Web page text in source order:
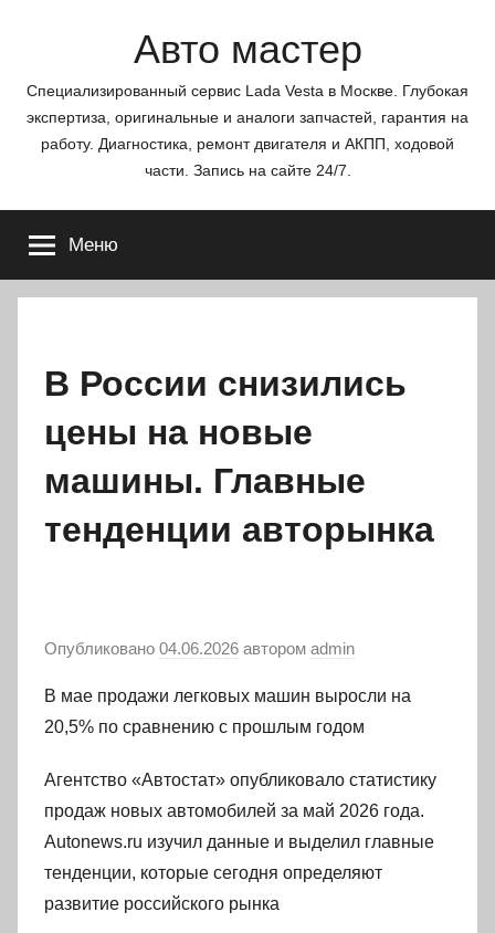
Авто мастер
Специализированный сервис Lada Vesta в Москве. Глубокая
экспертиза, оригинальные и аналоги запчастей, гарантия на
работу. Диагностика, ремонт двигателя и АКПП, ходовой
части. Запись на сайте 24/7.
Меню
В России снизились
цены на новые
машины. Главные
тенденции авторынка
Опубликовано 04.06.2026 автором admin
В мае продажи легковых машин выросли на
20,5% по сравнению с прошлым годом
Агентство «Автостат» опубликовало статистику
продаж новых автомобилей за май 2026 года.
Autonews.ru изучил данные и выделил главные
тенденции, которые сегодня определяют
развитие российского рынка